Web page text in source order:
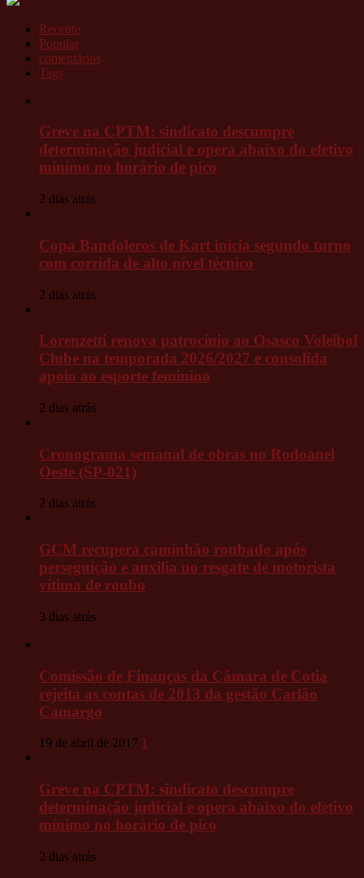
Recente
Popular
comentários
Tags
Greve na CPTM: sindicato descumpre
determinação judicial e opera abaixo do efetivo
mínimo no horário de pico
2 dias atrás
Copa Bandoleros de Kart inicia segundo turno
com corrida de alto nível técnico
2 dias atrás
Lorenzetti renova patrocínio ao Osasco Voleibol
Clube na temporada 2026/2027 e consolida
apoio ao esporte feminino
2 dias atrás
Cronograma semanal de obras no Rodoanel
Oeste (SP-021)
2 dias atrás
GCM recupera caminhão roubado após
perseguição e auxilia no resgate de motorista
vítima de roubo
3 dias atrás
Comissão de Finanças da Câmara de Cotia
rejeita as contas de 2013 da gestão Carlão
Camargo
19 de abril de 2017 1
Greve na CPTM: sindicato descumpre
determinação judicial e opera abaixo do efetivo
mínimo no horário de pico
2 dias atrás